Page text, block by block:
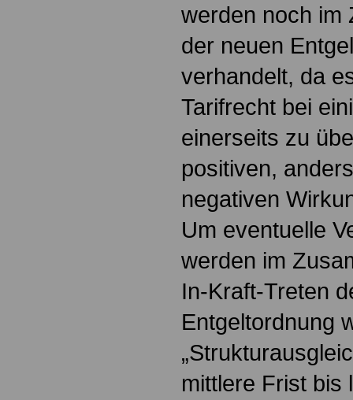
werden noch im
der neuen
verhandelt, da
Tarifrecht bei
einerseits zu
positiven,
negativen
Um eventuelle
werden im
In-Kraft-Treten
Entgeltordnung
mittlere Frist bis